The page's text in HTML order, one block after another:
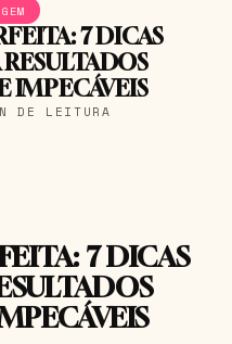
7 DICAS
IMPECÁVEIS
DE LEITURA
7 DICAS